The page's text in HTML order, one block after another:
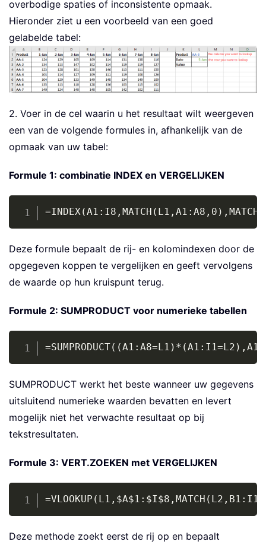
overbodige spaties of inconsistente opmaak.
Hieronder ziet u een voorbeeld van een goed
gelabelde tabel:
2. Voer in de cel waarin u het resultaat wilt weergeven
een van de volgende formules in, afhankelijk van de
opmaak van uw tabel:
Formule 1: combinatie INDEX en VERGELIJKEN
Copy
Deze formule bepaalt de rij- en kolomindexen door de
opgegeven koppen te vergelijken en geeft vervolgens
de waarde op hun kruispunt terug.
Formule 2: SUMPRODUCT voor numerieke tabellen
Copy
SUMPRODUCT werkt het beste wanneer uw gegevens
uitsluitend numerieke waarden bevatten en levert
mogelijk niet het verwachte resultaat op bij
tekstresultaten.
Formule 3: VERT.ZOEKEN met VERGELIJKEN
Copy
Deze methode zoekt eerst de rij op en bepaalt